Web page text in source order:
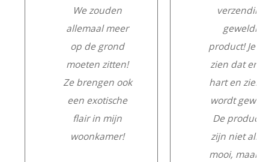
verzending,
geweldig
product! Je
zien dat er
hart en ziel
wordt
De
zijn niet
mooi, maar
We zouden
allemaal meer
op de grond
moeten zitten!
Ze brengen ook
een exotische
flair in mijn
woonkamer!